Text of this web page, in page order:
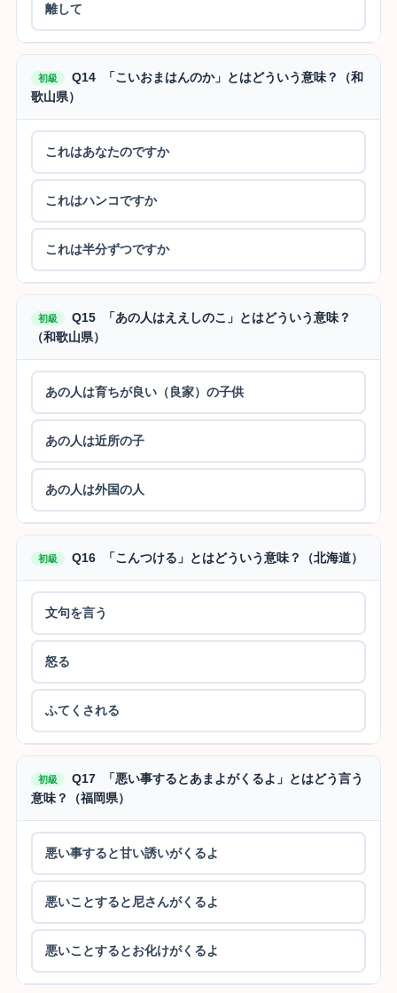
離して
初級
Q14 「こいおまはんのか」とはどういう意味？（和
歌山県）
これはあなたのですか
これはハンコですか
これは半分ずつですか
初級
Q15 「あの人はええしのこ」とはどういう意味？
（和歌山県）
あの人は育ちが良い（良家）の子供
あの人は近所の子
あの人は外国の人
初級 Q16 「こんつける」とはどういう意味？（北海道）
文句を言う
怒る
ふてくされる
初級
Q17 「悪い事するとあまよがくるよ」とはどう言う
意味？（福岡県）
悪い事すると甘い誘いがくるよ
悪いことすると尼さんがくるよ
悪いことするとお化けがくるよ